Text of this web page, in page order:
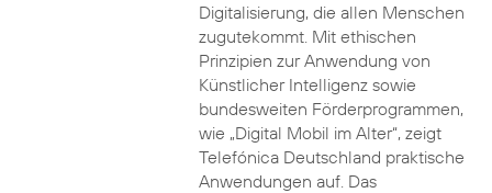
Digitalisierung, die allen Menschen
zugutekommt. Mit ethischen
Prinzipien zur Anwendung von
Künstlicher Intelligenz sowie
bundesweiten Förderprogrammen,
wie „Digital Mobil im Alter“, zeigt
Telefónica Deutschland praktische
Anwendungen auf. Das